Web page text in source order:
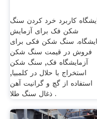
کاربرد خرد کردن سنگ
شکن فک برای آزمایش
سنگ شکن فکی برای
فروش در قیمت سنگ شکن
آزمایشگاه فک, سنگ شکن
استخراج با حلال در کلمبیا,
استفاده از گچ و گرانیت آهن
ذغال سنگ طلا .